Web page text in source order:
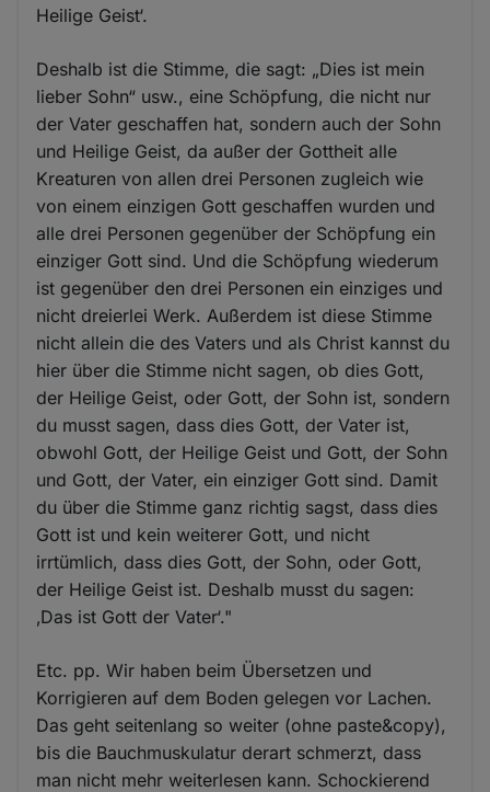
Heilige Geist‘.
Deshalb ist die Stimme, die sagt: „Dies ist mein
lieber Sohn“ usw., eine Schöpfung, die nicht nur
der Vater geschaffen hat, sondern auch der Sohn
und Heilige Geist, da außer der Gottheit alle
Kreaturen von allen drei Personen zugleich wie
von einem einzigen Gott geschaffen wurden und
alle drei Personen gegenüber der Schöpfung ein
einziger Gott sind. Und die Schöpfung wiederum
ist gegenüber den drei Personen ein einziges und
nicht dreierlei Werk. Außerdem ist diese Stimme
nicht allein die des Vaters und als Christ kannst du
hier über die Stimme nicht sagen, ob dies Gott,
der Heilige Geist, oder Gott, der Sohn ist, sondern
du musst sagen, dass dies Gott, der Vater ist,
obwohl Gott, der Heilige Geist und Gott, der Sohn
und Gott, der Vater, ein einziger Gott sind. Damit
du über die Stimme ganz richtig sagst, dass dies
Gott ist und kein weiterer Gott, und nicht
irrtümlich, dass dies Gott, der Sohn, oder Gott,
der Heilige Geist ist. Deshalb musst du sagen:
‚Das ist Gott der Vater‘."
Etc. pp. Wir haben beim Übersetzen und
Korrigieren auf dem Boden gelegen vor Lachen.
Das geht seitenlang so weiter (ohne paste&copy),
bis die Bauchmuskulatur derart schmerzt, dass
man nicht mehr weiterlesen kann. Schockierend